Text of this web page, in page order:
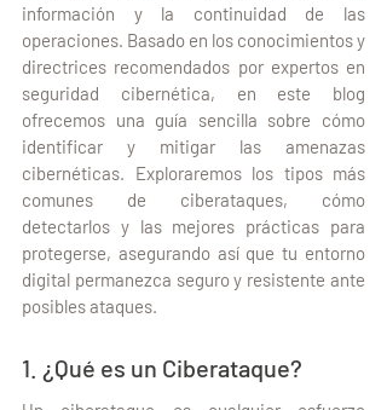
información y la continuidad de las
operaciones. Basado en los conocimientos y
directrices recomendados por expertos en
seguridad cibernética, en este blog
ofrecemos una guía sencilla sobre cómo
identificar y mitigar las amenazas
cibernéticas. Exploraremos los tipos más
comunes de ciberataques, cómo
detectarlos y las mejores prácticas para
protegerse, asegurando así que tu entorno
digital permanezca seguro y resistente ante
posibles ataques.
1. ¿Qué es un Ciberataque?